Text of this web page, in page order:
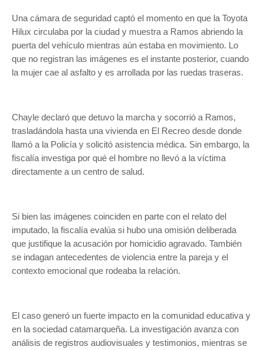
Una cámara de seguridad captó el momento en que la Toyota
Hilux circulaba por la ciudad y muestra a Ramos abriendo la
puerta del vehículo mientras aún estaba en movimiento. Lo
que no registran las imágenes es el instante posterior, cuando
la mujer cae al asfalto y es arrollada por las ruedas traseras.
Chayle declaró que detuvo la marcha y socorrió a Ramos,
trasladándola hasta una vivienda en El Recreo desde donde
llamó a la Policía y solicitó asistencia médica. Sin embargo, la
fiscalía investiga por qué el hombre no llevó a la víctima
directamente a un centro de salud.
Si bien las imágenes coinciden en parte con el relato del
imputado, la fiscalía evalúa si hubo una omisión deliberada
que justifique la acusación por homicidio agravado. También
se indagan antecedentes de violencia entre la pareja y el
contexto emocional que rodeaba la relación.
El caso generó un fuerte impacto en la comunidad educativa y
en la sociedad catamarqueña. La investigación avanza con
análisis de registros audiovisuales y testimonios, mientras se